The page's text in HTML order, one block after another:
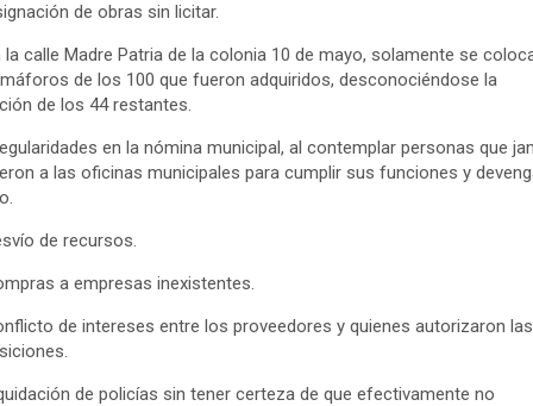
de obras sin licitar.
la calle Madre Patria de la colonia 10 de mayo, solamente se
de los 100 que fueron adquiridos, desconociéndose la
de los 44 restantes.
en la nómina municipal, al contemplar personas que
a las oficinas municipales para cumplir sus funciones y
de recursos.
a empresas inexistentes.
de intereses entre los proveedores y quienes autorizaron las
de policías sin tener certeza de que efectivamente no